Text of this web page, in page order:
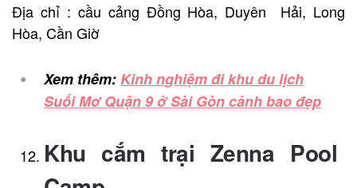
Địa chỉ : cầu cảng Đồng Hòa, Duyên Hải, Long
Hòa, Cần Giờ
Xem thêm:Kinh nghiệm đi khu du lịch
Suối Mơ Quận 9 ở Sài Gòn cảnh bao đẹp
Khu cắm trại Zenna Pool